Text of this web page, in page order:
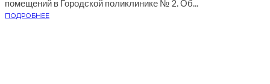
помещений в Городской поликлинике № 2. Об...
ПОДРОБНЕЕ